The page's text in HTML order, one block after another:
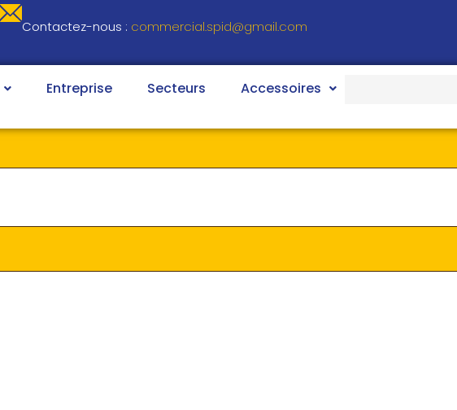
Contactez-nous : commercial.spid@gmail.com
Entreprise Secteurs Accessoires